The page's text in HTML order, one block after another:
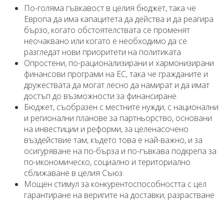
По-голяма гъвкавост в целия бюджет, така че
Европа да има капацитета да действа и да реагира
бързо, когато обстоятелствата се променят
неочаквано или когато е необходимо да се
разгледат нови приоритети на политиката.
Опростени, по-рационализирани и хармонизирани
финансови програми на ЕС, така че гражданите и
дружествата да могат лесно да намират и да имат
достъп до възможности за финансиране.
Бюджет, съобразен с местните нужди, с национални
и регионални планове за партньорство, основани
на инвестиции и реформи, за целенасочено
въздействие там, където това е най-важно, и за
осигуряване на по-бърза и по-гъвкава подкрепа за
по-икономическо, социално и териториално
сближаване в целия Съюз.
Мощен стимул за конкурентоспособността с цел
гарантиране на веригите на доставки, разрастване